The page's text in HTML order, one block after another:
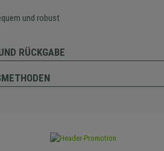
und robust
RÜCKGABE